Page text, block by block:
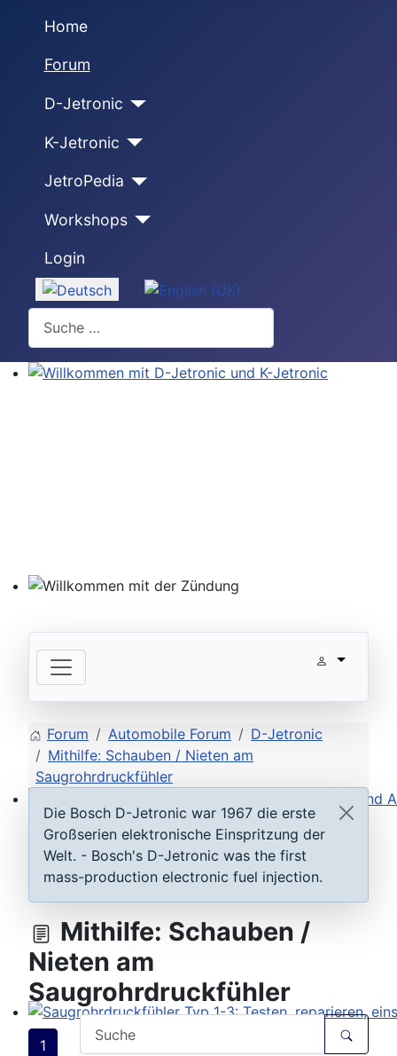
Home
Forum
D-Jetronic
K-Jetronic
JetroPedia
Workshops
Login
Sprache auswählen
Suchen
Steuergeräte D-Jetronic & KE-Jetronic: Prüfen und
Saugrohrdruckfühler Typ 1-3: Testen, reparieren,
Forum Automobile Forum
D-Jetronic
Mithilfe: Schauben / Nieten am
Saugrohrdruckfühler
Die Bosch D-Jetronic war 1967 die erste
Großserien elektronische Einspritzung der
Welt. - Bosch's D-Jetronic was the first
mass-production electronic fuel injection.
Mithilfe: Schauben /
Nieten am
Saugrohrdruckfühler
1